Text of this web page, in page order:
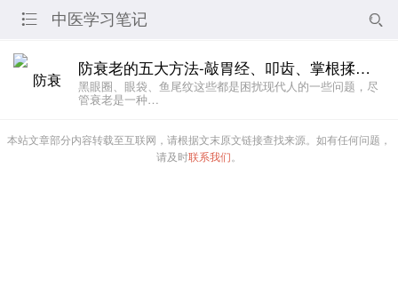
 中医学习笔记 
防衰老的五大方法-敲胃经、叩齿、掌根揉耳背、做眼保健操、撞揉鼻骨
黑眼圈、眼袋、鱼尾纹这些都是困扰现代人的一些问题，尽
管衰老是一种…
本站文章部分内容转载至互联网，请根据文末原文链接查找来源。如有任何问题，
请及时联系我们